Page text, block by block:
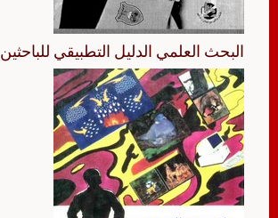
البحث العلمي الدليل التطبيقي للباحثين